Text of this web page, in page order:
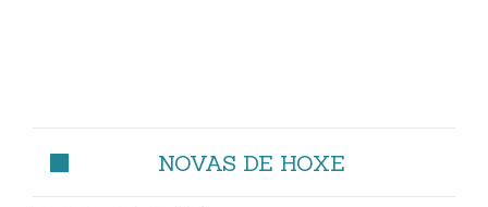
NOVAS DE HOXE